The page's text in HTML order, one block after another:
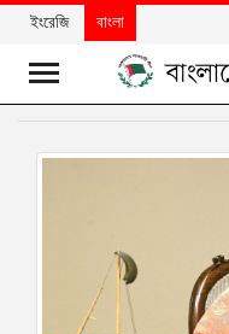
ইংরেজি বাংলা